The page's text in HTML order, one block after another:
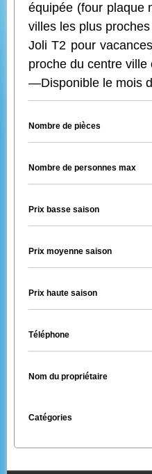
équipée (four plaque
villes les plus
Joli T2 pour
proche du centre ville
—Disponible le mois
Nombre de pièces
Nombre de personnes max
Prix basse saison
Prix moyenne saison
Prix haute saison
Téléphone
Nom du propriétaire
Catégories